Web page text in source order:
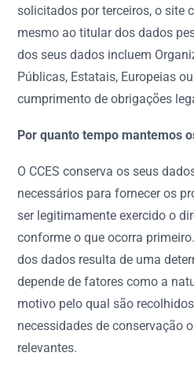
solicitados por terceiros, o site
mesmo ao titular dos dados
dos seus dados incluem
Públicas, Estatais, Europeias
cumprimento de obrigações
Por quanto tempo mantemos
O CCES conserva os seus
necessários para fornecer os
ser legitimamente exercido o
conforme o que ocorra
dos dados resulta de uma
depende de fatores como a
motivo pelo qual são
necessidades de conservação
relevantes.